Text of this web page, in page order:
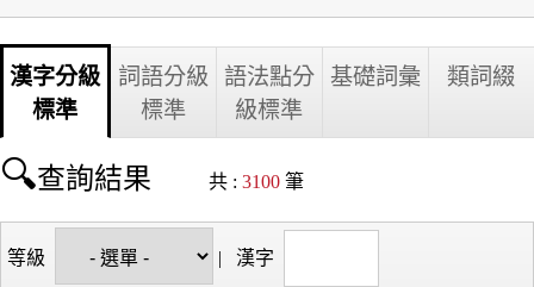
漢字分級
標準
詞語分級
標準
語法點分
級標準
基礎詞彙 類詞綴
查詢結果 共 : 3100 筆
等級 | 漢字